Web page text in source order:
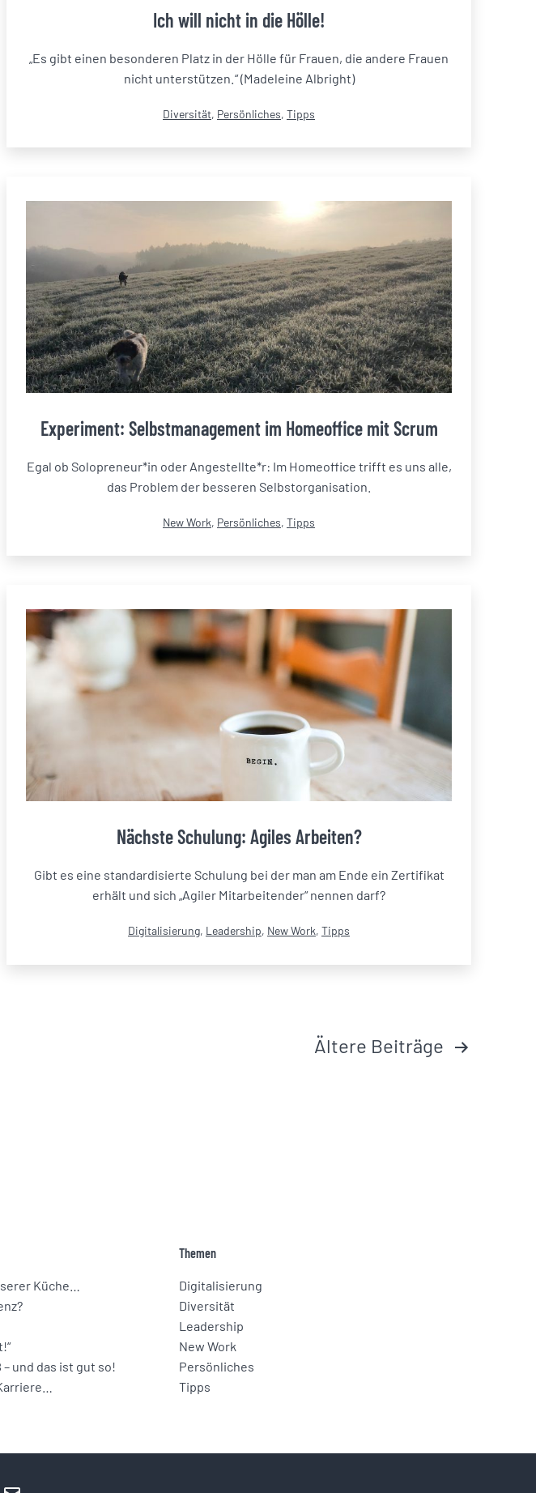
Ich will nicht in die Hölle!
„Es gibt einen besonderen Platz in der Hölle für Frauen, die andere Frauen
nicht unterstützen.“ (Madeleine Albright)
Kategorisiert
Diversität, Persönliches, Tipps
Experiment: Selbstmanagement im Homeoffice mit Scrum
Egal ob Solopreneur*in oder Angestellte*r: Im Homeoffice trifft es uns alle,
das Problem der besseren Selbstorganisation.
Kategorisiert
New Work, Persönliches, Tipps
Nächste Schulung: Agiles Arbeiten?
Gibt es eine standardisierte Schulung bei der man am Ende ein Zertifikat
erhält und sich „Agiler Mitarbeitender“ nennen darf?
Kategorisiert
Digitalisierung, Leadership, New Work, Tipps
Ältere Beiträge
Küche…
und das ist gut so!
Themen
Digitalisierung
Diversität
Leadership
New Work
Persönliches
Tipps